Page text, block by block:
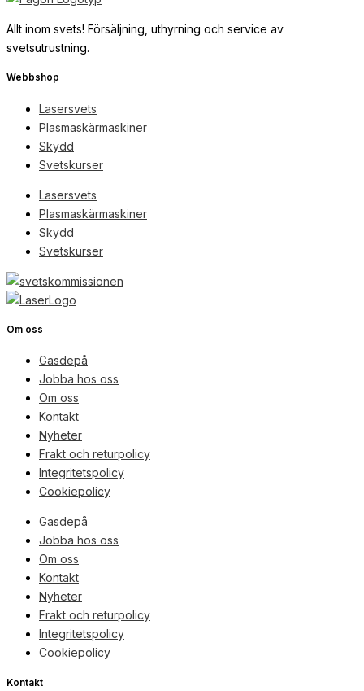
Allt inom svets! Försäljning, uthyrning och service av
svetsutrustning.
Webbshop
Lasersvets
Plasmaskärmaskiner
Skydd
Svetskurser
Lasersvets
Plasmaskärmaskiner
Skydd
Svetskurser
Om oss
Gasdepå
Jobba hos oss
Om oss
Kontakt
Nyheter
Frakt och returpolicy
Integritetspolicy
Cookiepolicy
Gasdepå
Jobba hos oss
Om oss
Kontakt
Nyheter
Frakt och returpolicy
Integritetspolicy
Cookiepolicy
Kontakt